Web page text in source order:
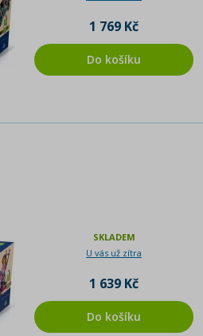
1 769 Kč
Do košíku
SKLADEM
U vás už zítra
1 639 Kč
Do košíku